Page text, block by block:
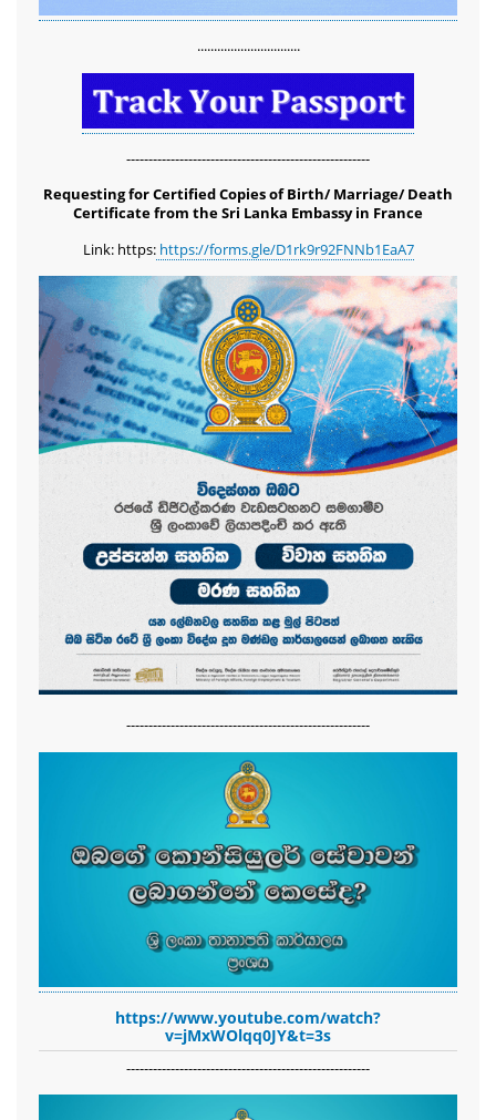
...............................
-------------------------------------------------------
Requesting for Certified Copies of Birth/ Marriage/ Death
Certificate from the Sri Lanka Embassy in France
Link: https:https://forms.gle/D1rk9r92FNNb1EaA7
-------------------------------------------------------
https://www.youtube.com/watch?
v=jMxWOlqq0JY&t=3s
-------------------------------------------------------